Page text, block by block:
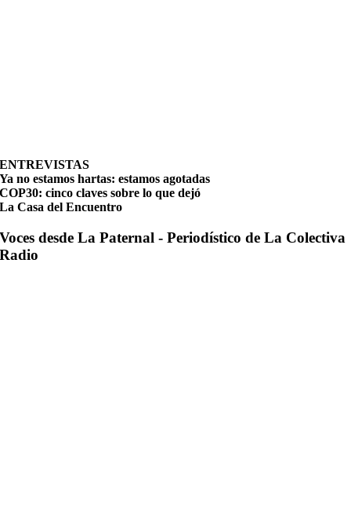
ENTREVISTAS
Ya no estamos hartas: estamos agotadas
COP30: cinco claves sobre lo que dejó
La Casa del Encuentro
Voces desde La Paternal - Periodístico de La Colectiva
Radio